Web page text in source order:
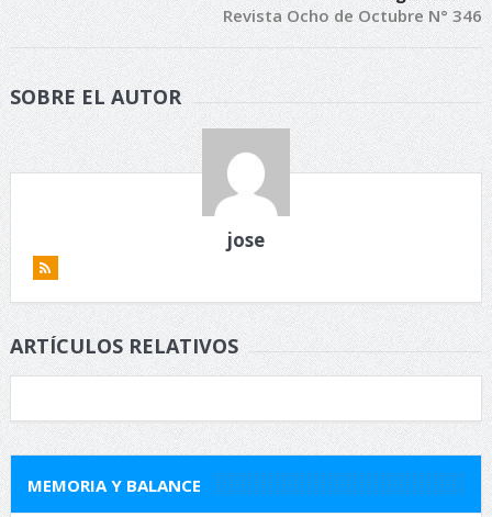
Revista Ocho de Octubre N° 346
SOBRE EL AUTOR
jose
ARTÍCULOS RELATIVOS
MEMORIA Y BALANCE